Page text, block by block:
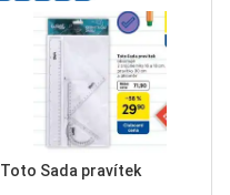
Toto Sada pravítek